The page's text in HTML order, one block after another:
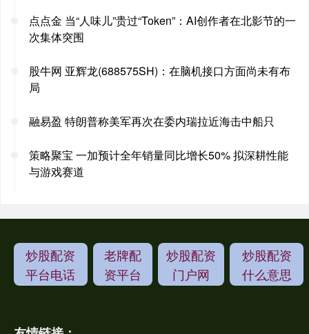
点点金 当“人味儿”贵过“Token”：AI创作者在北影节的一
次集体突围
股牛网 亚辉龙(688575SH)：在脑机接口方面尚未有布
局
融易盈 特朗普称美军再次在委内瑞拉近海击中船只
策略聚宝 一加预计全年销量同比增长50% 拟深耕性能
与游戏赛道
炒股配资
平台电话
老牌配
资平台
炒股配资
门户网
炒股配资
什么意思